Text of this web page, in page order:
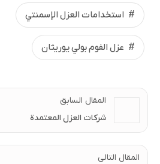
استخدامات العزل الإسمنتي
عزل الفوم بولي يوريثان
المقال السابق
شركات العزل المعتمدة
المقال التالى